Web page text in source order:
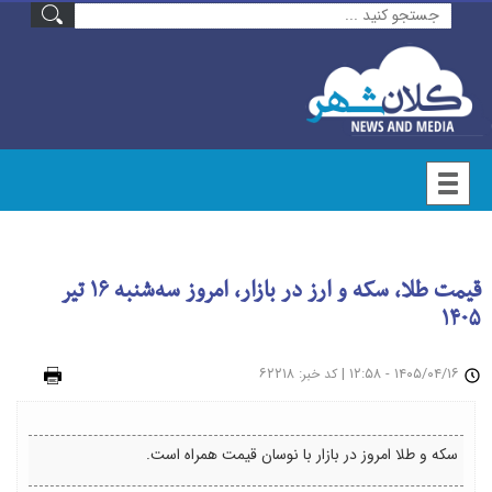
قیمت طلا، سکه و ارز در بازار، امروز سه‌شنبه ۱۶ تیر
۱۴۰۵
| کد خبر: ۶۲۲۱۸
سکه و طلا امروز در بازار با نوسان قیمت همراه است.